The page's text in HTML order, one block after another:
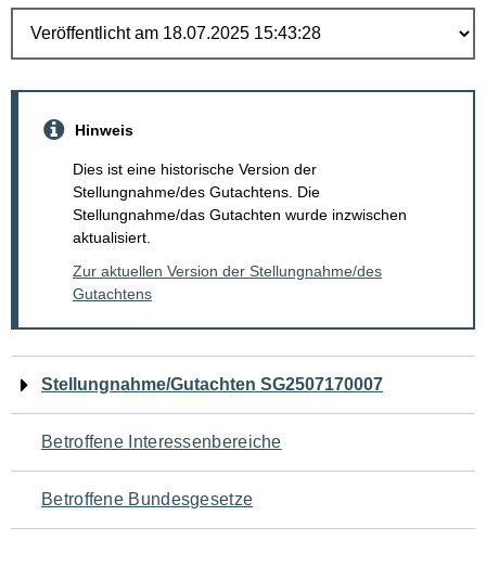
Hinweis
Dies ist eine historische Version der
Stellungnahme/des Gutachtens. Die
Stellungnahme/das Gutachten wurde inzwischen
aktualisiert.
Zur aktuellen Version der Stellungnahme/des
Gutachtens
Navigation
für
den
Seiteninhalt
Stellungnahme/Gutachten SG2507170007
Betroffene Interessenbereiche
Betroffene Bundesgesetze